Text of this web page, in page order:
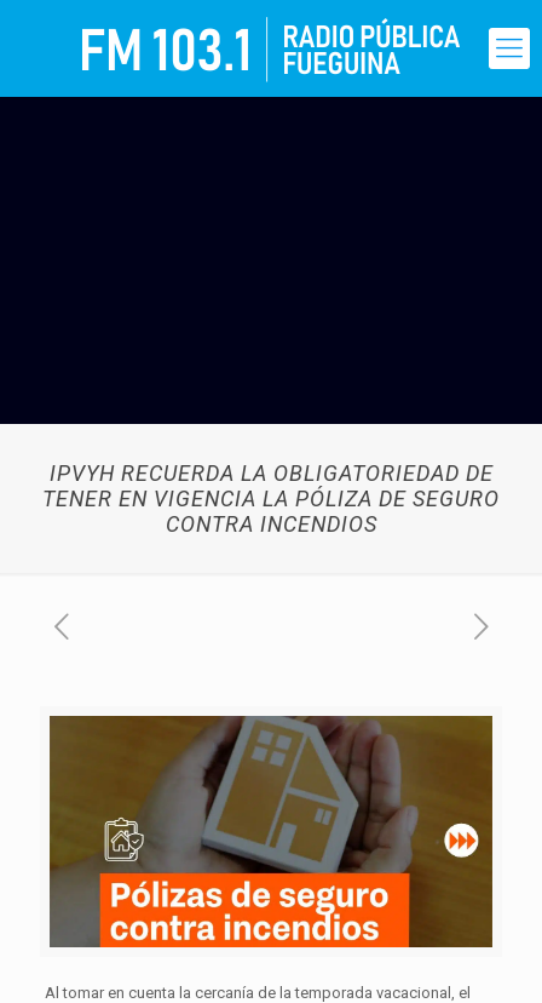
IPVYH RECUERDA LA OBLIGATORIEDAD DE
TENER EN VIGENCIA LA PÓLIZA DE SEGURO
CONTRA INCENDIOS
Al tomar en cuenta la cercanía de la temporada vacacional, el